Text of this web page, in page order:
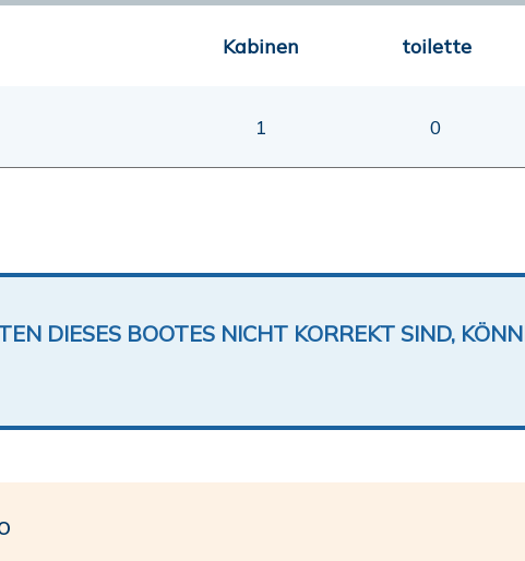
Kabinen toilette
1 0
DIESES BOOTES NICHT KORREKT SIND,